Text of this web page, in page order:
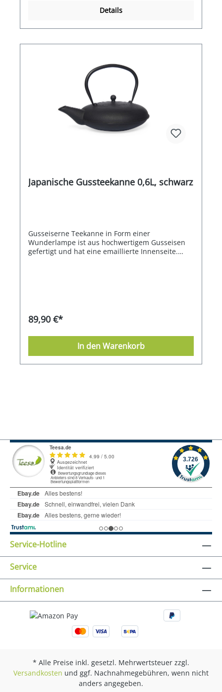
Details
Japanische Gussteekanne 0,6L, schwarz
Gusseiserne Teekanne in Form einer
Wunderlampe ist aus hochwertigem Gusseisen
gefertigt und hat eine emaillierte Innenseite.
89,90 €*
In den Warenkorb
Service-Hotline
Service
Informationen
* Alle Preise inkl. gesetzl. Mehrwertsteuer zzgl.
Versandkosten und ggf. Nachnahmegebühren, wenn nicht
anders angegeben.